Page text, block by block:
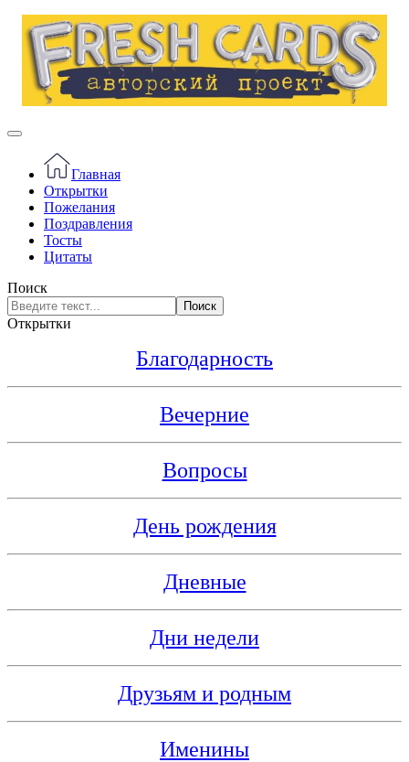
Главная
Открытки
Пожелания
Поздравления
Тосты
Цитаты
Поиск
Поиск
Открытки
Благодарность
Вечерние
Вопросы
День рождения
Дневные
Дни недели
Друзьям и родным
Именины